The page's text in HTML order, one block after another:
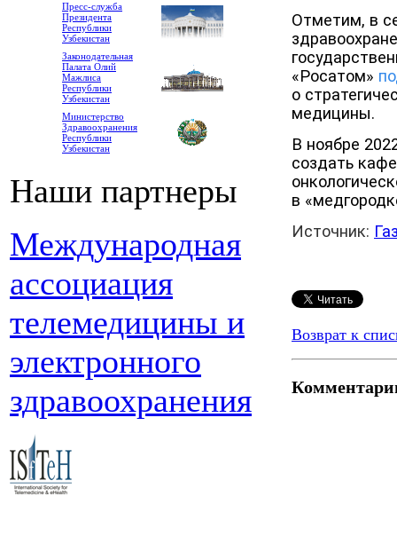
Пресс-служба
Президента
Республики
Узбекистан
Законодательная
Палата Олий
Мажлиса
Республики
Узбекистан
Министерство
Здравоохранения
Республики
Узбекистан
Наши партнеры
Международная
ассоциация
телемедицины и
электронного
здравоохранения
Отметим, в
«Росатом»
о
медицины.
В ноябре
создать
в
Источник:
Возврат к